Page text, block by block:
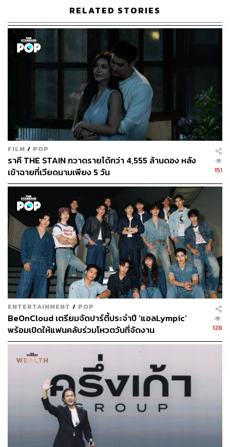
RELATED STORIES
FILM / POP
ราคี THE STAIN กวาดรายได้กว่า 4,555 ล้านดอง หลัง
เข้าฉายที่เวียดนามเพียง 5 วัน
151
ENTERTAINMENT / POP
BeOnCloud เตรียมจัดปาร์ตี้ประจำปี ‘แอลLympic’
พร้อมเปิดให้แฟนคลับร่วมโหวตวันที่จัดงาน
128